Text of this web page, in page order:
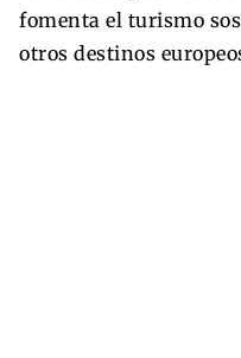
fomenta el turismo
otros destinos